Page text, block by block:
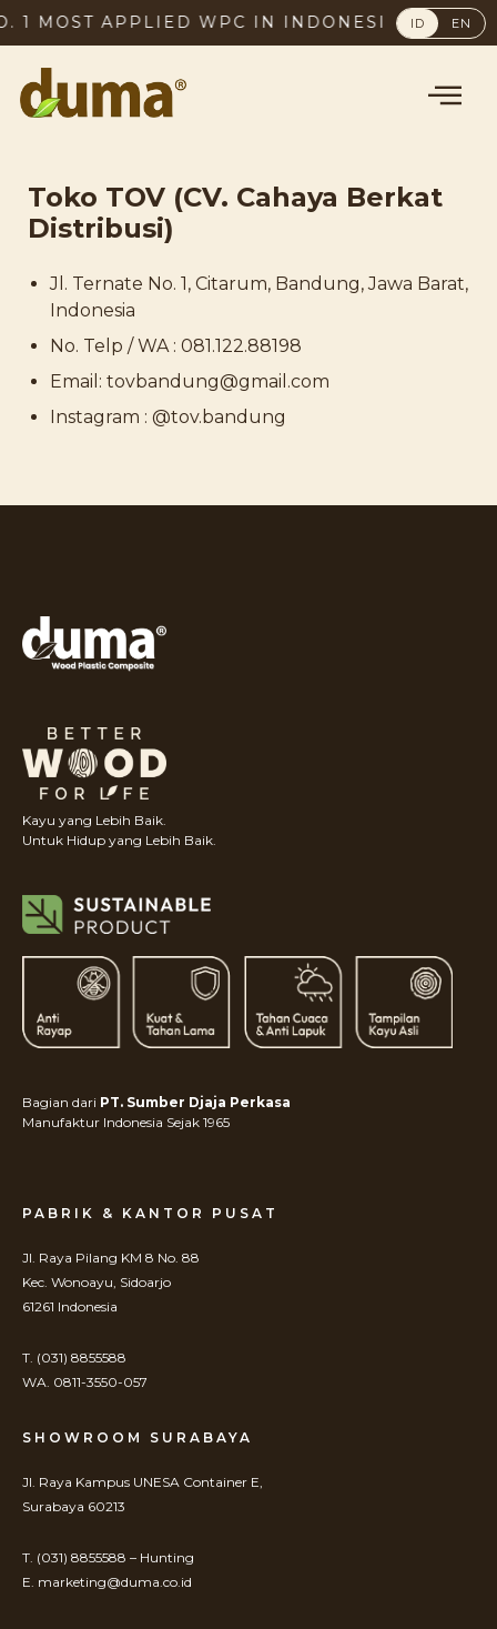
1 MOST APPLIED WPC IN INDONESIA, SINCE
ID EN
Toko TOV (CV. Cahaya Berkat
Distribusi)
Jl. Ternate No. 1, Citarum, Bandung, Jawa Barat,
Indonesia
No. Telp / WA : 081.122.88198
Email: tovbandung@gmail.com
Instagram : @tov.bandung
Kayu yang Lebih Baik.
Untuk Hidup yang Lebih Baik.
Bagian dari PT. Sumber Djaja Perkasa
Manufaktur Indonesia Sejak 1965
PABRIK & KANTOR PUSAT
Jl. Raya Pilang KM 8 No. 88
Kec. Wonoayu, Sidoarjo
61261 Indonesia
T. (031) 8855588
WA. 0811-3550-057
SHOWROOM SURABAYA
Jl. Raya Kampus UNESA Container E,
Surabaya 60213
T. (031) 8855588 – Hunting
E. marketing@duma.co.id